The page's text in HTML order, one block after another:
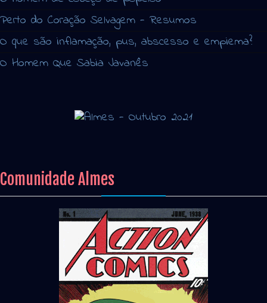
Perto do Coração Selvagem - Resumos
O que são inflamação, pus, abscesso e empiema?
O Homem Que Sabia Javanês
Comunidade Almes